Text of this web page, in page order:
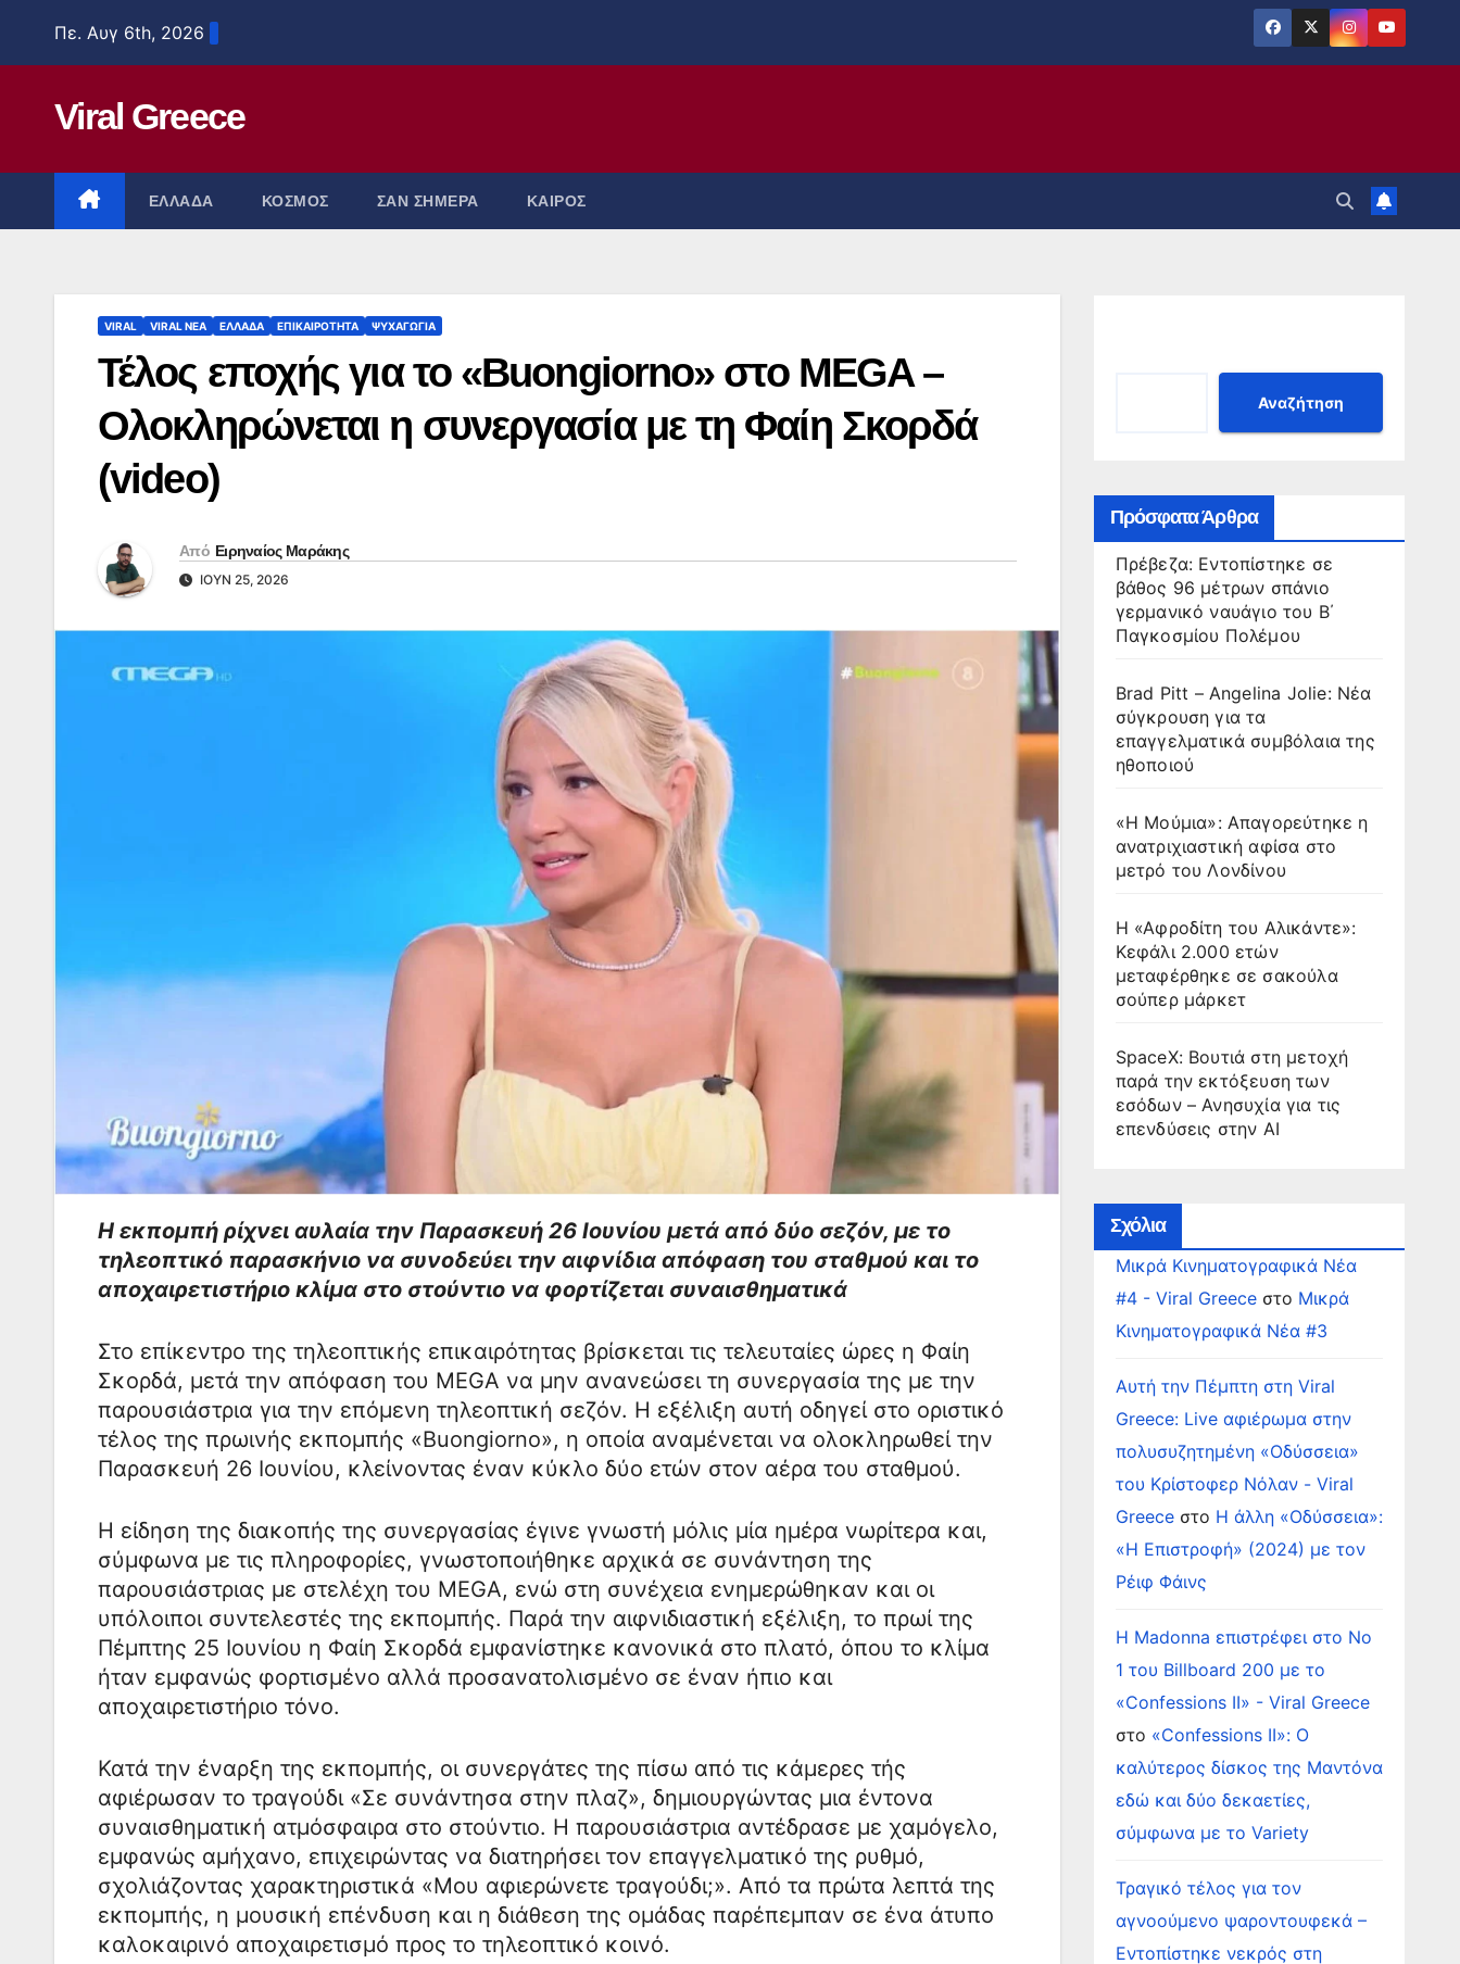
Πε. Αυγ 6th, 2026
Viral Greece
ΕΛΛΑΔΑ ΚΟΣΜΟΣ ΣΑΝ ΣΗΜΕΡΑ ΚΑΙΡΟΣ
VIRAL VIRAL ΝΕΑ ΕΛΛΑΔΑ ΕΠΙΚΑΙΡΟΤΗΤΑ ΨΥΧΑΓΩΓΙΑ
Τέλος εποχής για το «Buongiorno» στο MEGA –
Ολοκληρώνεται η συνεργασία με τη Φαίη Σκορδά
(video)
Από Ειρηναίος Μαράκης
ΙΟΎΝ 25, 2026
Η εκπομπή ρίχνει αυλαία την Παρασκευή 26 Ιουνίου μετά από δύο σεζόν, με το
τηλεοπτικό παρασκήνιο να συνοδεύει την αιφνίδια απόφαση του σταθμού και το
αποχαιρετιστήριο κλίμα στο στούντιο να φορτίζεται συναισθηματικά
Στο επίκεντρο της τηλεοπτικής επικαιρότητας βρίσκεται τις τελευταίες ώρες η Φαίη
Σκορδά, μετά την απόφαση του MEGA να μην ανανεώσει τη συνεργασία της με την
παρουσιάστρια για την επόμενη τηλεοπτική σεζόν. Η εξέλιξη αυτή οδηγεί στο οριστικό
τέλος της πρωινής εκπομπής «Buongiorno», η οποία αναμένεται να ολοκληρωθεί την
Παρασκευή 26 Ιουνίου, κλείνοντας έναν κύκλο δύο ετών στον αέρα του σταθμού.
Η είδηση της διακοπής της συνεργασίας έγινε γνωστή μόλις μία ημέρα νωρίτερα και,
σύμφωνα με τις πληροφορίες, γνωστοποιήθηκε αρχικά σε συνάντηση της
παρουσιάστριας με στελέχη του MEGA, ενώ στη συνέχεια ενημερώθηκαν και οι
υπόλοιποι συντελεστές της εκπομπής. Παρά την αιφνιδιαστική εξέλιξη, το πρωί της
Πέμπτης 25 Ιουνίου η Φαίη Σκορδά εμφανίστηκε κανονικά στο πλατό, όπου το κλίμα
ήταν εμφανώς φορτισμένο αλλά προσανατολισμένο σε έναν ήπιο και
αποχαιρετιστήριο τόνο.
Κατά την έναρξη της εκπομπής, οι συνεργάτες της πίσω από τις κάμερες τής
αφιέρωσαν το τραγούδι «Σε συνάντησα στην πλαζ», δημιουργώντας μια έντονα
συναισθηματική ατμόσφαιρα στο στούντιο. Η παρουσιάστρια αντέδρασε με χαμόγελο,
εμφανώς αμήχανο, επιχειρώντας να διατηρήσει τον επαγγελματικό της ρυθμό,
σχολιάζοντας χαρακτηριστικά «Μου αφιερώνετε τραγούδι;». Από τα πρώτα λεπτά της
εκπομπής, η μουσική επένδυση και η διάθεση της ομάδας παρέπεμπαν σε ένα άτυπο
καλοκαιρινό αποχαιρετισμό προς το τηλεοπτικό κοινό.
Αναζήτηση
Πρόσφατα Άρθρα
Πρέβεζα: Εντοπίστηκε σε
βάθος 96 μέτρων σπάνιο
γερμανικό ναυάγιο του Β΄
Παγκοσμίου Πολέμου
Brad Pitt – Angelina Jolie: Νέα
σύγκρουση για τα
επαγγελματικά συμβόλαια της
ηθοποιού
«Η Μούμια»: Απαγορεύτηκε η
ανατριχιαστική αφίσα στο
μετρό του Λονδίνου
Η «Αφροδίτη του Αλικάντε»:
Κεφάλι 2.000 ετών
μεταφέρθηκε σε σακούλα
σούπερ μάρκετ
SpaceX: Βουτιά στη μετοχή
παρά την εκτόξευση των
εσόδων – Ανησυχία για τις
επενδύσεις στην AI
Σχόλια
Μικρά Κινηματογραφικά Νέα
#4 - Viral Greeceστο Μικρά
Κινηματογραφικά Νέα #3
Αυτή την Πέμπτη στη Viral
Greece: Live αφιέρωμα στην
πολυσυζητημένη «Οδύσσεια»
του Κρίστοφερ Νόλαν - Viral
Greeceστο Η άλλη «Οδύσσεια»:
«Η Επιστροφή» (2024) με τον
Ρέιφ Φάινς
Η Madonna επιστρέφει στο Νο
1 του Billboard 200 με το
«Confessions II» - Viral Greece
στο «Confessions II»: Ο
καλύτερος δίσκος της Μαντόνα
εδώ και δύο δεκαετίες,
σύμφωνα με το Variety
Τραγικό τέλος για τον
αγνοούμενο ψαροντουφεκά –
Εντοπίστηκε νεκρός στη